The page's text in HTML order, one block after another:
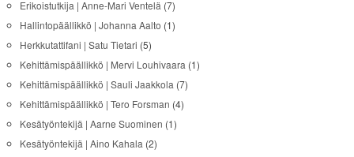
Erikoistutkija | Anne-Mari Ventelä (7)
Hallintopäällikkö | Johanna Aalto (1)
Herkkutattifani | Satu Tietari (5)
Kehittämispäällikkö | Mervi Louhivaara (1)
Kehittämispäällikkö | Sauli Jaakkola (7)
Kehittämispäällikkö | Tero Forsman (4)
Kesätyöntekijä | Aarne Suominen (1)
Kesätyöntekijä | Aino Kahala (2)